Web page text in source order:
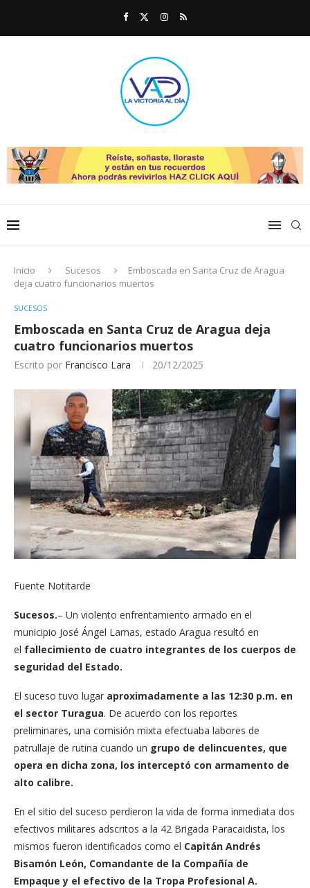
Inicio Sucesos
Emboscada en Santa Cruz de Aragua
deja cuatro funcionarios muertos
SUCESOS
Emboscada en Santa Cruz de Aragua deja
cuatro funcionarios muertos
Escrito por Francisco Lara 20/12/2025
Fuente Notitarde
Sucesos.– Un violento enfrentamiento armado en el
municipio José Ángel Lamas, estado Aragua resultó en
el fallecimiento de cuatro integrantes de los cuerpos de
seguridad del Estado.
El suceso tuvo lugar aproximadamente a las 12:30 p.m. en
el sector Turagua. De acuerdo con los reportes
preliminares, una comisión mixta efectuaba labores de
patrullaje de rutina cuando un grupo de delincuentes, que
opera en dicha zona, los interceptó con armamento de
alto calibre.
En el sitio del suceso perdieron la vida de forma inmediata dos
efectivos militares adscritos a la 42 Brigada Paracaidista, los
mismos fueron identificados como el Capitán Andrés
Bisamón León, Comandante de la Compañía de
Empaque y el efectivo de la Tropa Profesional A.